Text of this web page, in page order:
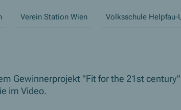
Verein Station Wien Volksschule Helpfau-
Gewinnerprojekt "Fit for the 21st century"
im Video.